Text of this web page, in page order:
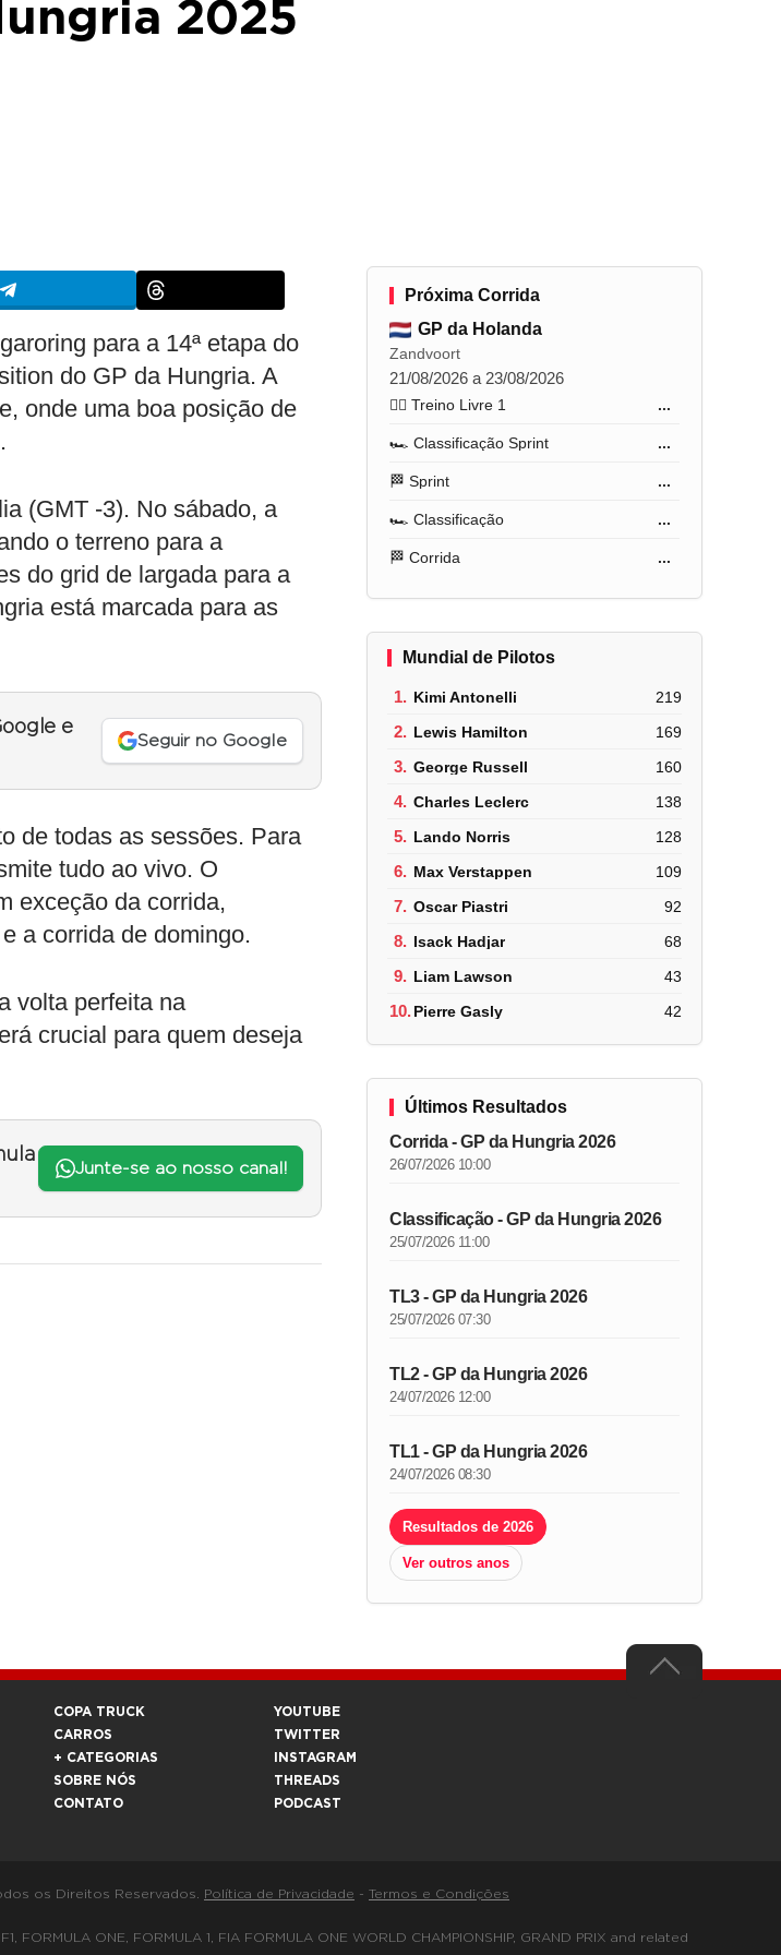
2025
para a 14ª etapa do
do GP da Hungria. A
onde uma boa posição de
(GMT -3). No sábado, a
o terreno para a
do grid de largada para a
está marcada para as
e
Seguir no Google
de todas as sessões. Para
tudo ao vivo. O
exceção da corrida,
a corrida de domingo.
volta perfeita na
crucial para quem deseja
Junte-se ao nosso canal!
Próxima Corrida
GP da Holanda
Zandvoort
21/08/2026 a 23/08/2026
🏋️‍♂️ Treino Livre 1 ...
🏎️ Classificação Sprint ...
🏁 Sprint ...
🏎️ Classificação ...
🏁 Corrida ...
Mundial de Pilotos
1. Kimi Antonelli 219
2. Lewis Hamilton 169
3. George Russell 160
4. Charles Leclerc 138
5. Lando Norris 128
6. Max Verstappen 109
7. Oscar Piastri 92
8. Isack Hadjar 68
9. Liam Lawson 43
10.Pierre Gasly 42
Últimos Resultados
Corrida - GP da Hungria 2026
26/07/2026 10:00
Classificação - GP da Hungria 2026
25/07/2026 11:00
TL3 - GP da Hungria 2026
25/07/2026 07:30
TL2 - GP da Hungria 2026
24/07/2026 12:00
TL1 - GP da Hungria 2026
24/07/2026 08:30
Resultados de 2026
Ver outros anos
COPA TRUCK
CARROS
+ CATEGORIAS
SOBRE NÓS
CONTATO
YOUTUBE
TWITTER
INSTAGRAM
THREADS
PODCAST
os Direitos Reservados. Política de Privacidade - Termos e Condições
ONE, FORMULA 1, FIA FORMULA ONE WORLD CHAMPIONSHIP, GRAND PRIX and related